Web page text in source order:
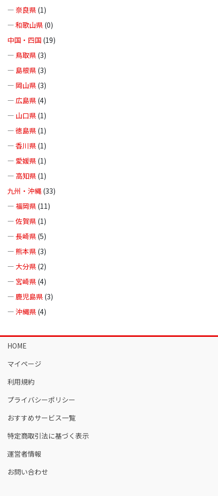
— 奈良県 (1)
— 和歌山県 (0)
中国・四国 (19)
— 鳥取県 (3)
— 島根県 (3)
— 岡山県 (3)
— 広島県 (4)
— 山口県 (1)
— 徳島県 (1)
— 香川県 (1)
— 愛媛県 (1)
— 高知県 (1)
九州・沖縄 (33)
— 福岡県 (11)
— 佐賀県 (1)
— 長崎県 (5)
— 熊本県 (3)
— 大分県 (2)
— 宮崎県 (4)
— 鹿児島県 (3)
— 沖縄県 (4)
HOME
マイページ
利用規約
プライバシーポリシー
おすすめサービス一覧
特定商取引法に基づく表示
運営者情報
お問い合わせ